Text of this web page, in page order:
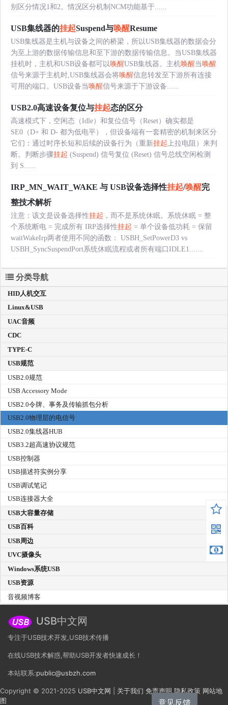
别区分情况1和2。情况区分机制NCM功能基于......
USB集线器的挂起Suspend与唤醒Resume
USB集线器是主机与设备之间的桥梁，所以USB集线器的数据会分
为至上游的数据传输信息和至下游的数据传输信息。当USB集线器
挂机时，主机和USB设备都可以唤醒USB集线器。主机唤醒当唤醒
信号来源于主机时,USB集线器会将唤醒信息转发至下游所有连接
可用的端口。USB设备当唤醒信号来源于下游设备......
USB2.0高速设备复位与挂起态的区分
高速模式下，空闲态（Idle）和复位信号（Reset）确实都是
SE0（D+ 和 D- 都为低电平），但设备端有一套精密的机制来区分
它们：通过时序长短和后续的设备行为（重新挂起 上拉电阻）来判
断。判断步骤挂起 (Suspend) 信号复位 (Reset) 信号总线空闲检测
到 S......
IRP_MN_WAIT_WAKE 与 USB设备选择性挂起/唤醒完
整技术解析
注意：该文是设备选择性挂起 ，而不是系统休眠。系统休眠 = 整
个系统断电 = 完成所有 IRP选择性挂起 = 单个设备低功耗 = 保留
waitWakeIrp两者使用不同的函数： USBH_SetPowerD3 vs
USBH_SyncSuspendPort系统休眠流程或者所有端口IDLE1.......
分类导航
HID人机交互
Linux&USB
UAC音频
CDC
TYPE-C
USB规范
USB2.0规范
USB Accessory Mode
USB2.0令牌、事务及传输抓包分析
USB2.0物理层的电信号
USB2.0集线器HUB
USB3.2超高速协议规范
USB控制器
USB描述符实例分享
USB调试笔记
USB连接器大全
USB大容量存储
USB百科
USB周边
UVC摄像头
Windows系统USB
USB资源
音视频博客
USB中文网
专注于USB技术开发,USB技术传播
在线USB技术解惑,帮助USB开发者快速成长！
本站联系:public@usbzh.com
Copyright © 2021-2025 USB中文网 关于我们 免责声明 隐私政策 网站地
图
意见反馈